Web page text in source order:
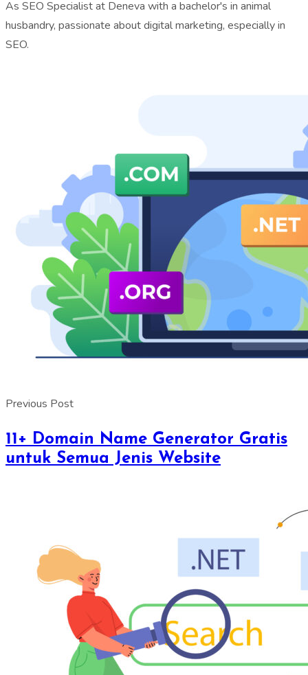
As SEO Specialist at Deneva with a bachelor's in animal
husbandry, passionate about digital marketing, especially in
SEO.
Previous Post
11+ Domain Name Generator Gratis
untuk Semua Jenis Website